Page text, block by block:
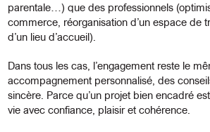
parentale…) que des professionnels
commerce, réorganisation d’un espace de
d’un lieu d’accueil).
Dans tous les cas, l’engagement reste le
accompagnement personnalisé, des
sincère. Parce qu’un projet bien encadré
vie avec confiance, plaisir et cohérence.